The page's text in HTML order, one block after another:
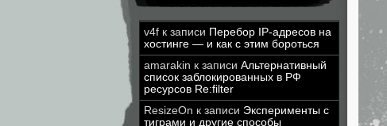
v4f к записи Перебор IP-адресов на
хостинге — и как с этим бороться
amarakin к записи Альтернативный
список заблокированных в РФ
ресурсов Re:filter
ResizeOn к записи Эксперименты с
тиграми и другие способы